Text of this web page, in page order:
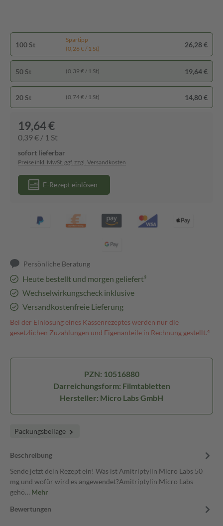
100 St
Spartipp
(0,26 € / 1 St)
26,28 €
50 St (0,39 € / 1 St) 19,64 €
20 St (0,74 € / 1 St) 14,80 €
19,64 €
0,39 € / 1 St
sofort lieferbar
Preise inkl. MwSt. ggf. zzgl. Versandkosten
E-Rezept einlösen
Persönliche Beratung
Heute bestellt und morgen geliefert³
Wechselwirkungscheck inklusive
Versandkostenfreie Lieferung
Bei der Einlösung eines Kassenrezeptes werden nur die
gesetzlichen Zuzahlungen und Eigenanteile in Rechnung gestellt.⁴
PZN: 10516880
Darreichungsform: Filmtabletten
Hersteller: Micro Labs GmbH
Packungsbeilage
Beschreibung
Sende jetzt dein Rezept ein! Was ist Amitriptylin Micro Labs 50
mg und wofür wird es angewendet?Amitriptylin Micro Labs
gehö… Mehr
Bewertungen